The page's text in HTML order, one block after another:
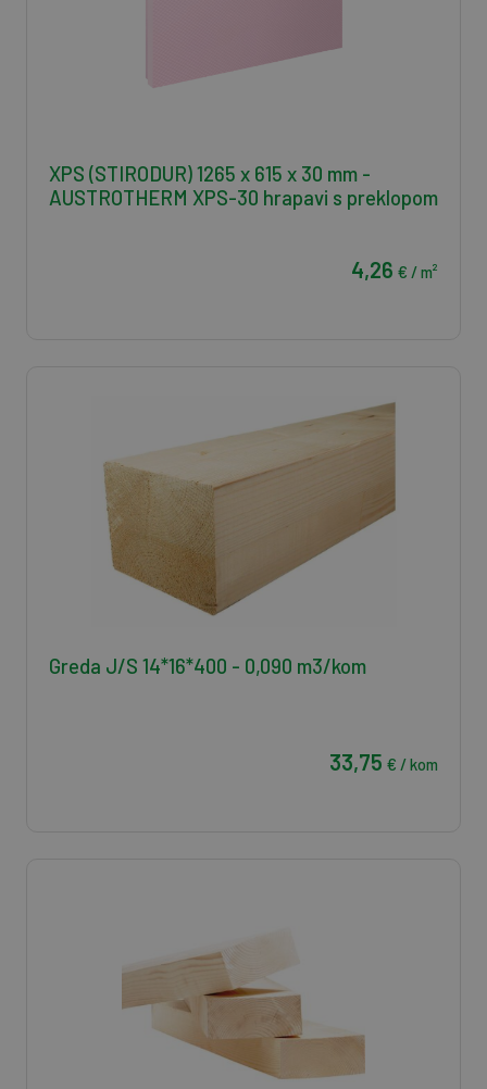
XPS (STIRODUR) 1265 x 615 x 30 mm -
AUSTROTHERM XPS-30 hrapavi s preklopom
4,26 € / m²
Greda J/S 14*16*400 - 0,090 m3/kom
33,75 € / kom